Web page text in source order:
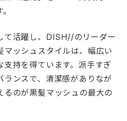
て活躍し、DISH//のリーダー
マッシュスタイルは、幅広い
持を得ています。派手すぎ
ンスで、清潔感がありなが
るのが黒髪マッシュの最大の